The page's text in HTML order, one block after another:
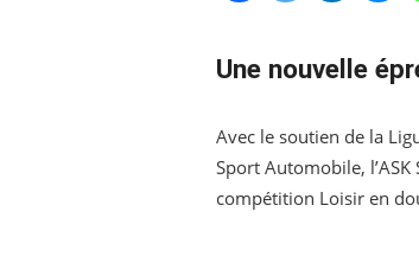
Une nouvelle
Avec le soutien de la
Sport Automobile,
compétition Loisir en